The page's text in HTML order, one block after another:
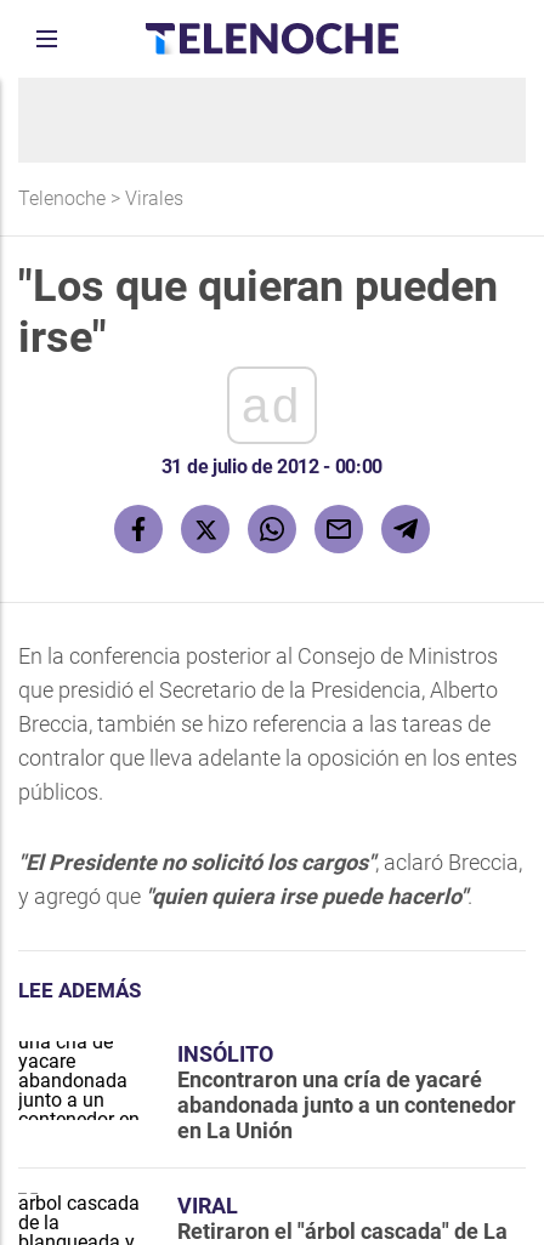
Telenoche > Virales
"Los que quieran pueden
irse"
ad
31 de julio de 2012 - 00:00
En la conferencia posterior al Consejo de Ministros
que presidió el Secretario de la Presidencia, Alberto
Breccia, también se hizo referencia a las tareas de
contralor que lleva adelante la oposición en los entes
públicos.
"El Presidente no solicitó los cargos", aclaró Breccia,
y agregó que "quien quiera irse puede hacerlo".
LEE ADEMÁS
INSÓLITO
Encontraron una cría de yacaré
abandonada junto a un contenedor
en La Unión
VIRAL
Retiraron el "árbol cascada" de La